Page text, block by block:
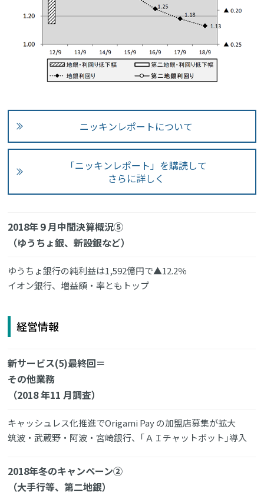
ニッキンレポートについて
「ニッキンレポート」を購読して
さらに詳しく
2018年９月中間決算概況⑤
（ゆうちょ銀、新設銀など）
ゆうちょ銀行の純利益は1,592億円で▲12.2％
イオン銀行、増益額・率ともトップ
経営情報
新サービス(5)最終回＝
その他業務
（2018 年11 月調査）
キャッシュレス化推進でOrigami Pay の加盟店募集が拡大
筑波・武蔵野・阿波・宮崎銀行、｢ＡＩチャットボット｣導入
2018年冬のキャンペーン②
（大手行等、第二地銀）